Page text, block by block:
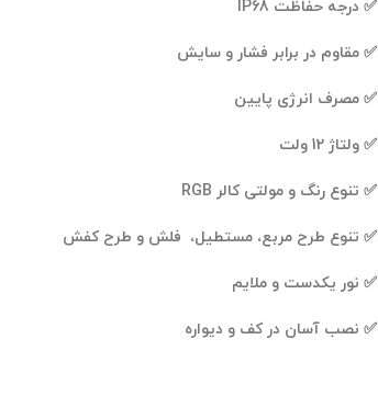
✅ درجه حفاظت IP68
✅ مقاوم در برابر فشار و سایش
✅ مصرف انرژی پایین
✅ ولتاژ 12 ولت
✅ تنوع رنگ و مولتی کالر RGB
✅ تنوع طرح مربع، مستطیل، فلش و طرح کفش
✅ نور یکدست و ملایم
✅ نصب آسان در کف و دیواره